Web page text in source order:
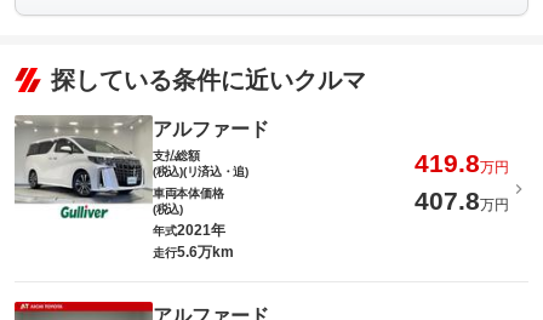
探している条件に近いクルマ
アルファード
支払総額
(税込)(リ済込・追)
419.8万円
車両本体価格
(税込)
407.8万円
年式2021年
走行5.6万km
アルファード